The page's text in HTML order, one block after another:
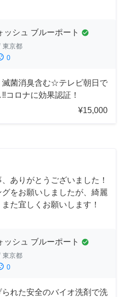
ッシュ ブルーポート check_circle
東京都
0
滅菌消臭含む☆テレビ朝日で
コロナに効果認証！
¥15,000
ありがとうございました！
をお願いしましたが、綺麗
た宜しくお願いします！
ッシュ ブルーポート check_circle
東京都
0
れた安全のバイオ洗剤で洗